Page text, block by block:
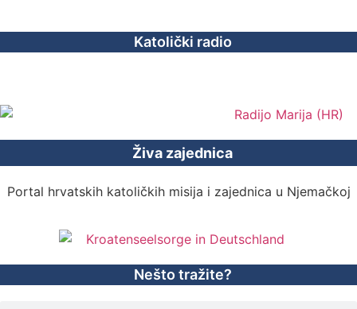
Katolički radio
Živa zajednica
Portal hrvatskih katoličkih misija i zajednica u Njemačkoj
Nešto tražite?